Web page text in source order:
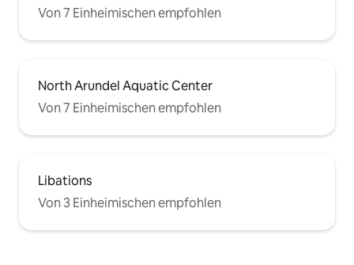
Von 7 Einheimischen empfohlen
North Arundel Aquatic Center
Von 7 Einheimischen empfohlen
Libations
Von 3 Einheimischen empfohlen